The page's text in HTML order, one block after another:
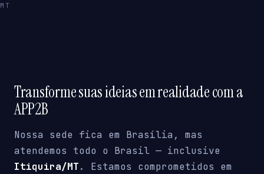
MT
Transforme suas ideias em realidade com a
APP2B
Nossa sede fica em Brasília, mas
atendemos todo o Brasil — inclusive
Itiquira/MT. Estamos comprometidos em